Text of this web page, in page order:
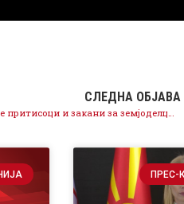
СЛЕДНА ОБЈАВА
Нема да дозволиме притисоци и закани за земјоделците, ќе следува одговорност
ПРЕС-